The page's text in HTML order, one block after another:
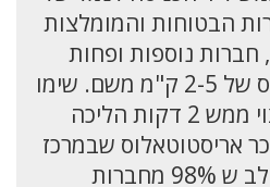
אלה 4 החברות הבטוחות והמומלצות
חברות נוספות ופחות
מוכרות מצויות ברדיוס של 2-5 ק"מ משם. שימו
לב שנמל סלוניקי מצוי ממש 2 דקות הליכה
אריסטוטאלוס שבמרכז
סלוניקי. כמו כן שימו לב ש 98% מחברות